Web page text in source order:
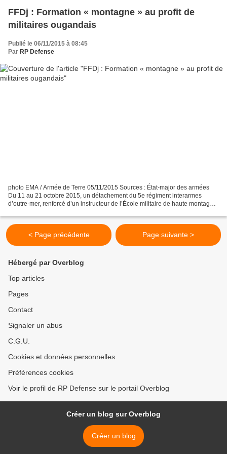
FFDj : Formation « montagne » au profit de
militaires ougandais
Publié le 06/11/2015 à 08:45
Par RP Defense
photo EMA / Armée de Terre 05/11/2015 Sources : État-major des armées
Du 11 au 21 octobre 2015, un détachement du 5e régiment interarmes
d’outre-mer, renforcé d’un instructeur de l’École militaire de haute montagne,
< Page précédente Page suivante >
Hébergé par Overblog
Top articles
Pages
Contact
Signaler un abus
C.G.U.
Cookies et données personnelles
Préférences cookies
Voir le profil de RP Defense sur le portail Overblog
Créer un blog sur Overblog
Créer un blog